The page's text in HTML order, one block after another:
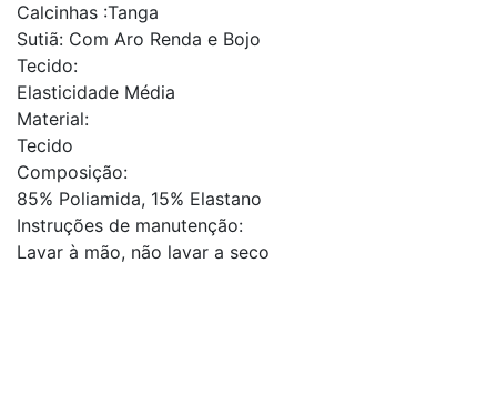
Calcinhas :Tanga
Sutiã: Com Aro Renda e Bojo
Tecido:
Elasticidade Média
Material:
Tecido
Composição:
85% Poliamida, 15% Elastano
Instruções de manutenção:
Lavar à mão, não lavar a seco